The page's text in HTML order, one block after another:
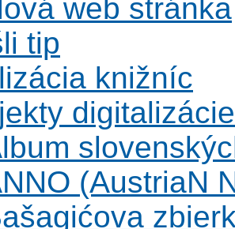
web stránka
tip
knižníc
digitalizácie
(AustriaN